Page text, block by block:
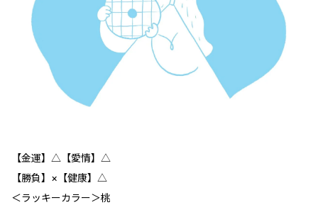
【金運】△【愛情】△
【勝負】×【健康】△
＜ラッキーカラー＞桃